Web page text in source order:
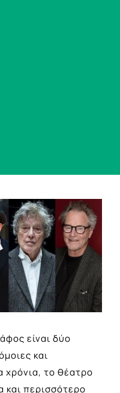
είναι δύο
και
χρόνια, το θέατρο
και περισσότερο